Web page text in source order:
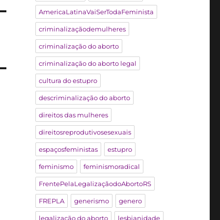
AmericaLatinaVaiSerTodaFeminista
criminalizaçãodemulheres
criminalização do aborto
criminalização do aborto legal
cultura do estupro
descriminalização do aborto
direitos das mulheres
direitosreprodutivosesexuais
espaçosfeministas estupro
feminismo feminismoradical
FrentePelaLegalizaçãodoAbortoRS
FREPLA generismo genero
legalização do aborto lesbianidade